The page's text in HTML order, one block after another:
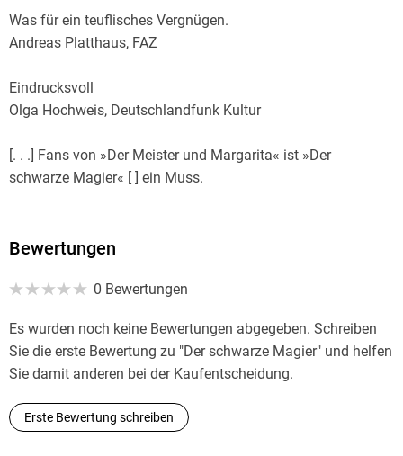
Was für ein teuflisches Vergnügen.
Andreas Platthaus, FAZ
Eindrucksvoll
Olga Hochweis, Deutschlandfunk Kultur
[. . .] Fans von »Der Meister und Margarita« ist »Der
schwarze Magier« [ ] ein Muss.
Bewertungen
0 Bewertungen
Es wurden noch keine Bewertungen abgegeben. Schreiben
Sie die erste Bewertung zu "Der schwarze Magier" und helfen
Sie damit anderen bei der Kaufentscheidung.
Erste Bewertung schreiben